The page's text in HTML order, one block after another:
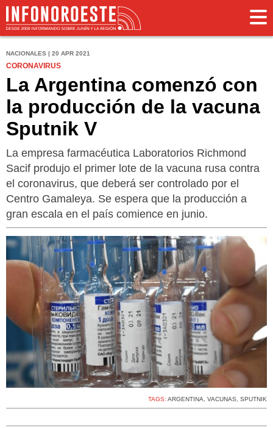
NACIONALES | 20 APR 2021
CORONAVIRUS
La Argentina comenzó con
la producción de la vacuna
Sputnik V
La empresa farmacéutica Laboratorios Richmond
Sacif produjo el primer lote de la vacuna rusa contra
el coronavirus, que deberá ser controlado por el
Centro Gamaleya. Se espera que la producción a
gran escala en el país comience en junio.
TAGS: ARGENTINA, VACUNAS, SPUTNIK